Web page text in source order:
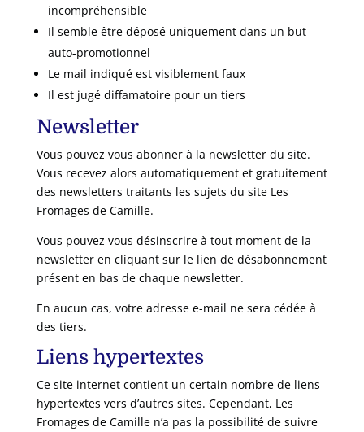
incompréhensible
Il semble être déposé uniquement dans un but
auto-promotionnel
Le mail indiqué est visiblement faux
Il est jugé diffamatoire pour un tiers
Newsletter
Vous pouvez vous abonner à la newsletter du site.
Vous recevez alors automatiquement et gratuitement
des newsletters traitants les sujets du site Les
Fromages de Camille.
Vous pouvez vous désinscrire à tout moment de la
newsletter en cliquant sur le lien de désabonnement
présent en bas de chaque newsletter.
En aucun cas, votre adresse e-mail ne sera cédée à
des tiers.
Liens hypertextes
Ce site internet contient un certain nombre de liens
hypertextes vers d’autres sites. Cependant, Les
Fromages de Camille n’a pas la possibilité de suivre